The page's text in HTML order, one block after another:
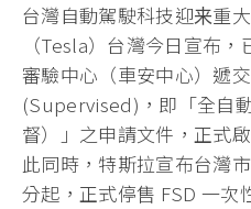
台灣自動駕駛科技迎来重
（Tesla）台灣今日宣布
審驗中心（車安中心）遞
(Supervised)，即「全自
督）」之申請文件，正式
此同時，特斯拉宣布台灣
分起，正式停售 FSD 一次